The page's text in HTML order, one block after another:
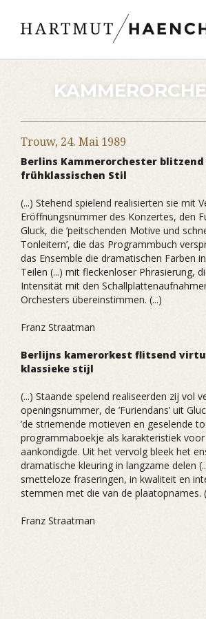
Trouw, 24. Mai 1989
Berlins Kammerorchester
frühklassischen Stil
(...) Stehend spielend realisierten sie mit
Eröffnungsnummer des Konzertes, den
Gluck, die ’peitschenden Motive und
Tonleitern’, die das Programmbuch
das Ensemble die dramatischen Farben
Teilen (...) mit fleckenloser Phrasierung,
Intensität mit den
Orchesters übereinstimmen. (...)
Franz Straatman
Berlijns kamerorkest flitsend
klassieke stijl
(...) Staande spelend realiseerden zij vol
openingsnummer, de ’Furiendans’ uit
’de striemende motieven en geselende
programmaboekje als karakteristiek voor
aankondigde. Uit het vervolg bleek het
dramatische kleuring in langzame delen
smetteloze fraseringen, in kwaliteit en
stemmen met die van de plaatopnames.
Franz Straatman